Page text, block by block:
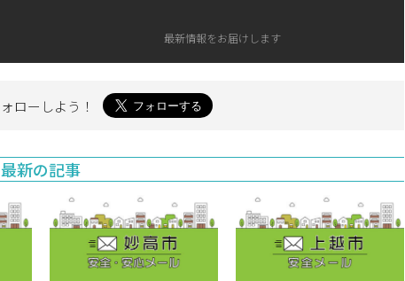
最新情報をお届けします
ローしよう！
最新の記事